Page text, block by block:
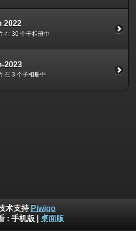
2022
在 30 个子相册中
2023
在 3 个子相册中
术支持 Piwigo
: 手机版 桌面版